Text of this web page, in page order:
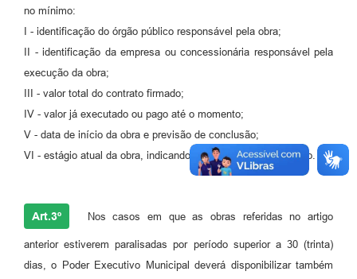
no mínimo:
I - identificação do órgão público responsável pela obra;
II - identificação da empresa ou concessionária responsável pela
execução da obra;
III - valor total do contrato firmado;
IV - valor já executado ou pago até o momento;
V - data de início da obra e previsão de conclusão;
VI - estágio atual da obra, indicando o percentual de execução.
Art.3º Nos casos em que as obras referidas no artigo
anterior estiverem paralisadas por período superior a 30 (trinta)
dias, o Poder Executivo Municipal deverá disponibilizar também